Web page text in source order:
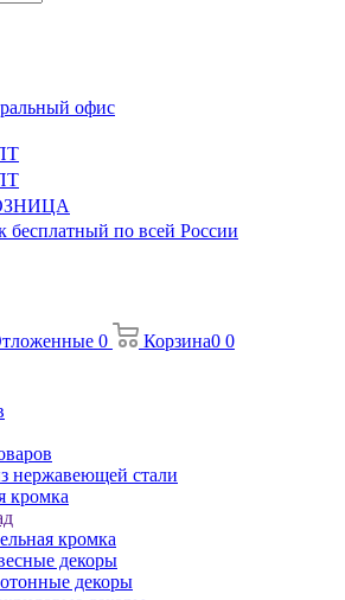
офис
бесплатный по всей России
0 Корзина0 0
нержавеющей стали
кромка
кромка
декоры
декоры